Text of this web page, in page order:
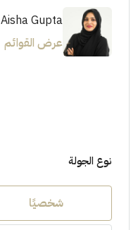
Aisha Gupta
عرض القوائم
نوع الجولة
شخصيًا